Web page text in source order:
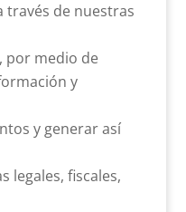
través de nuestras
por medio de
y
y generar así
legales, fiscales,